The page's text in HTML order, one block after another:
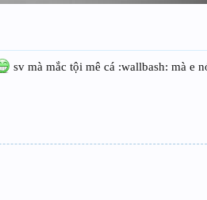
sv mà mắc tội mê cá :wallbash: mà e